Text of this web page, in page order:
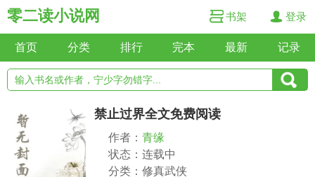
零二读小说网 书架 登录
首页 分类 排行 完本 最新 记录
禁止过界全文免费阅读
作者： 青缘
状态：连载中
分类：修真武侠